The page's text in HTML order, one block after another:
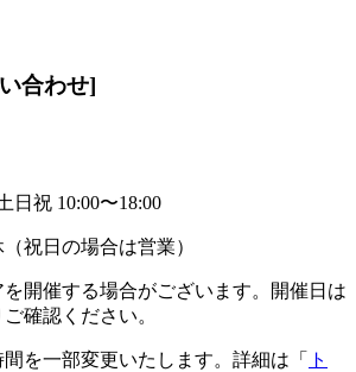
合わせ]
日祝 10:00〜18:00
祝日の場合は営業）
開催する場合がございます。開催日は
ご確認ください。
を一部変更いたします。詳細は「
ト